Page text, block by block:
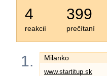
4
reakcií
399
prečítaní
1. Milanko
www.startitup.sk